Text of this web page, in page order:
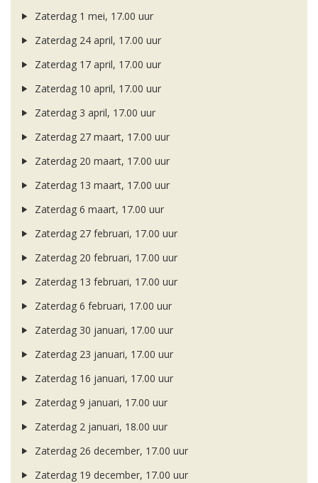
Zaterdag 1 mei, 17.00 uur
Zaterdag 24 april, 17.00 uur
Zaterdag 17 april, 17.00 uur
Zaterdag 10 april, 17.00 uur
Zaterdag 3 april, 17.00 uur
Zaterdag 27 maart, 17.00 uur
Zaterdag 20 maart, 17.00 uur
Zaterdag 13 maart, 17.00 uur
Zaterdag 6 maart, 17.00 uur
Zaterdag 27 februari, 17.00 uur
Zaterdag 20 februari, 17.00 uur
Zaterdag 13 februari, 17.00 uur
Zaterdag 6 februari, 17.00 uur
Zaterdag 30 januari, 17.00 uur
Zaterdag 23 januari, 17.00 uur
Zaterdag 16 januari, 17.00 uur
Zaterdag 9 januari, 17.00 uur
Zaterdag 2 januari, 18.00 uur
Zaterdag 26 december, 17.00 uur
Zaterdag 19 december, 17.00 uur